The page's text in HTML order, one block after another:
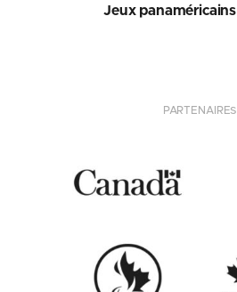
Jeux panaméricains
PARTENAIRES